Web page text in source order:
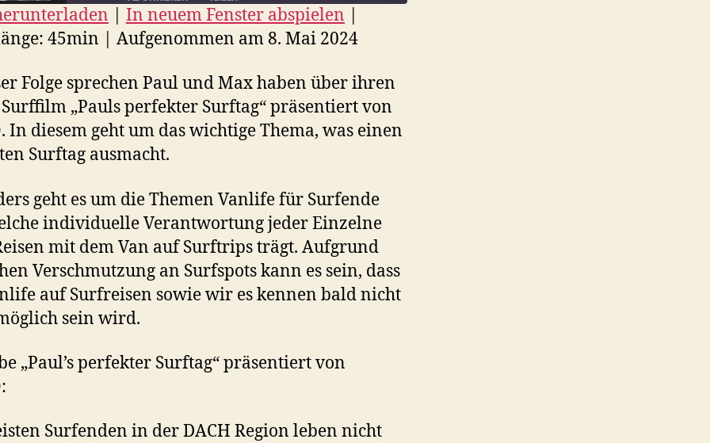
In neuem Fenster abspielen
45min
Aufgenommen am 8. Mai 2024
Folge sprechen Paul und Max haben über ihren
„Pauls perfekter Surftag“ präsentiert von
In diesem geht um das wichtige Thema, was einen
Surftag ausmacht.
geht es um die Themen Vanlife für Surfende
individuelle Verantwortung jeder Einzelne
mit dem Van auf Surftrips trägt. Aufgrund
Verschmutzung an Surfspots kann es sein, dass
auf Surfreisen sowie wir es kennen bald nicht
sein wird.
„Paul’s perfekter Surftag“ präsentiert von
Surfenden in der DACH Region leben nicht